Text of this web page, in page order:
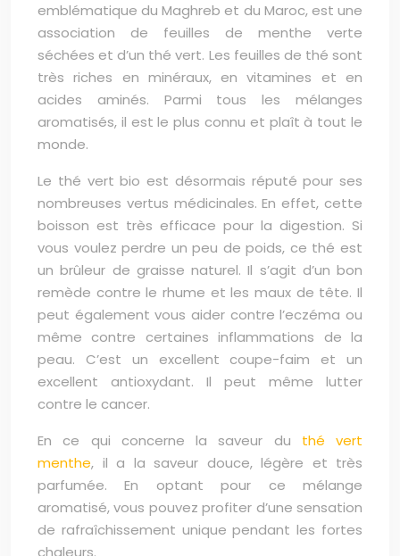
emblématique du Maghreb et du Maroc, est une
association de feuilles de menthe verte
séchées et d’un thé vert. Les feuilles de thé sont
très riches en minéraux, en vitamines et en
acides aminés. Parmi tous les mélanges
aromatisés, il est le plus connu et plaît à tout le
monde.
Le thé vert bio est désormais réputé pour ses
nombreuses vertus médicinales. En effet, cette
boisson est très efficace pour la digestion. Si
vous voulez perdre un peu de poids, ce thé est
un brûleur de graisse naturel. Il s’agit d’un bon
remède contre le rhume et les maux de tête. Il
peut également vous aider contre l’eczéma ou
même contre certaines inflammations de la
peau. C’est un excellent coupe-faim et un
excellent antioxydant. Il peut même lutter
contre le cancer.
En ce qui concerne la saveur du thé vert
menthe, il a la saveur douce, légère et très
parfumée. En optant pour ce mélange
aromatisé, vous pouvez profiter d’une sensation
de rafraîchissement unique pendant les fortes
chaleurs.